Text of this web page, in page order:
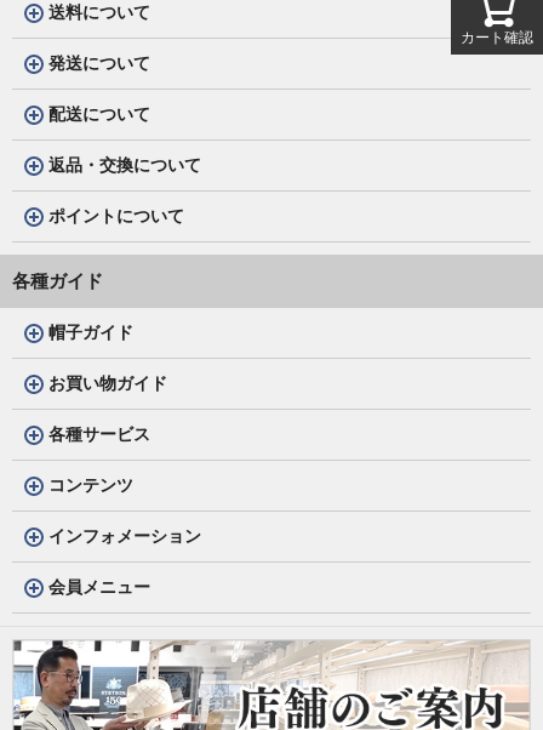
送料について
発送について
配送について
返品・交換について
ポイントについて
各種ガイド
帽子ガイド
お買い物ガイド
各種サービス
コンテンツ
インフォメーション
会員メニュー
カート確認